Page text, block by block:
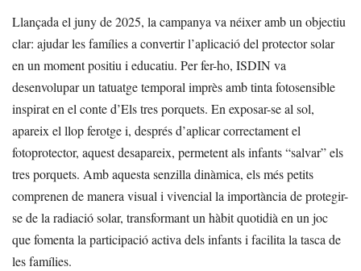
Llançada el juny de 2025, la campanya va néixer amb un objectiu
clar: ajudar les famílies a convertir l’aplicació del protector solar
en un moment positiu i educatiu. Per fer-ho, ISDIN va
desenvolupar un tatuatge temporal imprès amb tinta fotosensible
inspirat en el conte d’Els tres porquets. En exposar-se al sol,
apareix el llop ferotge i, després d’aplicar correctament el
fotoprotector, aquest desapareix, permetent als infants “salvar” els
tres porquets. Amb aquesta senzilla dinàmica, els més petits
comprenen de manera visual i vivencial la importància de protegir-
se de la radiació solar, transformant un hàbit quotidià en un joc
que fomenta la participació activa dels infants i facilita la tasca de
les famílies.